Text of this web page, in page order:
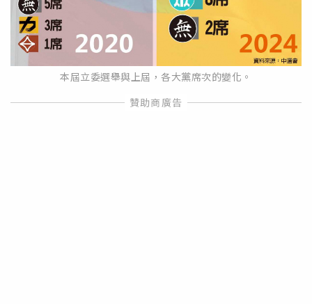
本屆立委選舉與上屆，各大黨席次的變化。